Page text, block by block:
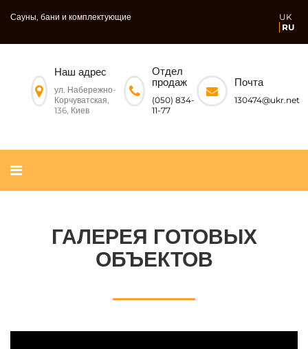
Сауны, бани и комплектующие
UK
RU
Наш адрес
ул. Набережно-
Корчуватская,
136, Киев
Отдел
продаж
(050) 834-
11-77
Почта
130474@ukr.net
ГАЛЕРЕЯ ГОТОВЫХ
ОБЪЕКТОВ